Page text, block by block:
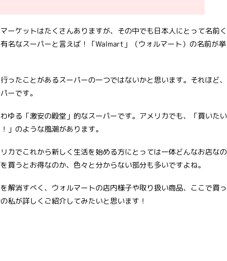
ーケットはたくさんありますが、その中でも日本人にとって名前く
名なスーパーと言えば！「Walmart」（ウォルマート）の名前が挙
ったことがあるスーパーの一つではないかと思います。それほど、
ーです。
ゆる「激安の殿堂」的なスーパーです。アメリカでも、「買いたい
」のような風潮があります。
カでこれから新しく生活を始める方にとっては一体どんなお店なの
買うとお得なのか、色々と分からない部分も多いですよね。
解消すべく、ウォルマートの店内様子や取り扱い商品、ここで買っ
私が詳しくご紹介してみたいと思います！